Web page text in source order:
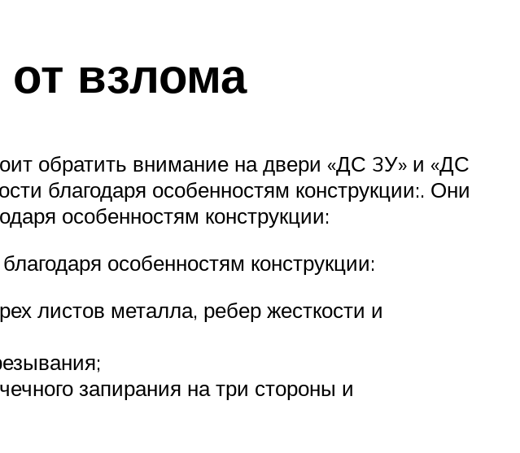
взлома
обратить внимание на двери «ДС 3У» и «ДС
благодаря особенностям конструкции:. Они
особенностям конструкции:
особенностям конструкции:
листов металла, ребер жесткости и
запирания на три стороны и